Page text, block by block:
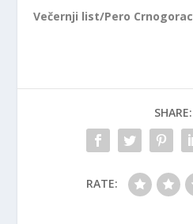
Večernji list/Pero Crnogorac
SHARE:
RATE: